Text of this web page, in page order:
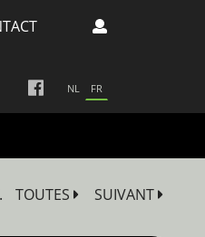
NL FR
TOUTES SUIVANT